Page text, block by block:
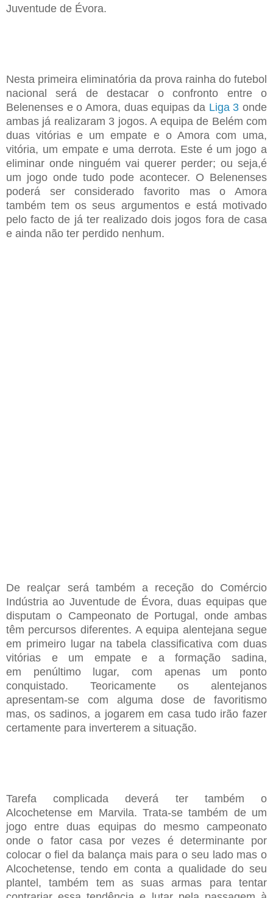
Juventude de Évora.
Nesta primeira eliminatória da prova rainha do futebol
nacionalserá de destacar oconfronto entre o
Belenenses e o Amora, duas equipas da Liga 3 onde
ambas já realizaram 3 jogos. A equipa de Belémcom
duasvitórias e um empate e o Amora com uma,
vitória, um empate e uma derrota. Este é um jogo a
eliminar onde ninguém vai querer perder; ou seja,é
um jogo onde tudo pode acontecer. O Belenenses
poderá ser considerado favorito mas o Amora
também tem os seus argumentos e está motivado
pelo facto de já ter realizado dois jogos fora de casa
e ainda não ter perdido nenhum.
De realçar será tambéma receção do Comércio
Indústriaao Juventude de Évora, duas equipas que
disputam o Campeonato de Portugal, onde ambas
têm percursos diferentes. A equipa alentejana segue
em primeiro lugar na tabela classificativacomduas
vitórias e um empate e aformação sadina,
em penúltimo lugar,com apenas um ponto
conquistado. Teoricamente os alentejanos
apresentam-se com alguma dose de favoritismo
mas, os sadinos, a jogarem em casa tudo irão fazer
certamente para inverterem a situação.
Tarefa complicada deverá ter também o
A lcochetenseem Marvila. Trata-se também de um
jogo entre duas equipas do mesmo campeonato
onde o fator casa por vezes é determinante por
colocar o fiel da balança mais para o seu lado mas o
Alcochetense, tendo em conta a qualidade do seu
plantel , também tem as suas armas paratentar